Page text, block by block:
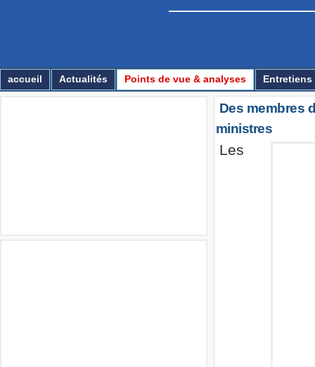
accueil Actualités Points de vue & analyses Entretiens
Des membres
ministres
Les